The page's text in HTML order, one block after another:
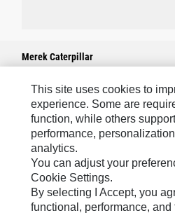
Merek Caterpillar
Caterpillar.com
Hubungi Caterpillar
Preferensi Pemasaran Saya
Peta Situs
Cookie Settings
This site uses cookies to
experience. Some are
function, while others
performance,
analytics.
You can adjust your
Cookie Settings.
By selecting I Accept, you
functional, performance,